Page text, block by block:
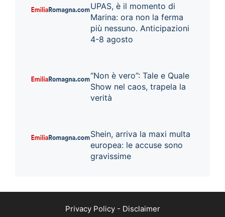
UPAS, è il momento di
Marina: ora non la ferma
più nessuno. Anticipazioni
4-8 agosto
“Non è vero”: Tale e Quale
Show nel caos, trapela la
verità
Shein, arriva la maxi multa
europea: le accuse sono
gravissime
Privacy Policy- Disclaimer